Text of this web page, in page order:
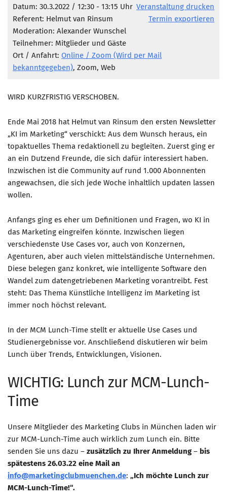
Marketing Pioniere
Arbeitsgruppen
Münchner Marketingpreis
Mentoring
MARKETING PIONIERE
Marketing Pioniere im BVMC
CLUB-KOMMUNIKATION
Clubmagazin
MITGLIEDSCHAFT
Mitglied werden
PODCAST
AKTUELLES
Veranstaltung drucken
Termin exportieren
Datum: 30.3.2022 / 12:30 - 13:15 Uhr
Referent: Helmut van Rinsum
Moderation: Alexander Wunschel
Teilnehmer: Mitglieder und Gäste
Ort / Anfahrt: Online / Zoom (Wird per Mail
bekanntgegeben), Zoom, Web
WIRD KURZFRISTIG VERSCHOBEN.
Ende Mai 2018 hat Helmut van Rinsum den ersten Newsletter
„KI im Marketing“ verschickt: Aus dem Wunsch heraus, ein
topaktuelles Thema redaktionell zu begleiten. Zuerst ging er
an ein Dutzend Freunde, die sich dafür interessiert haben.
Inzwischen ist die Community auf rund 1.000 Abonnenten
angewachsen, die sich jede Woche inhaltlich updaten lassen
wollen.
Anfangs ging es eher um Definitionen und Fragen, wo KI in
das Marketing eingreifen könnte. Inzwischen liegen
verschiedenste Use Cases vor, auch von Konzernen,
Agenturen, aber auch vielen mittelständische Unternehmen.
Diese belegen ganz konkret, wie intelligente Software den
Wandel zum datengetriebenen Marketing vorantreibt. Fest
steht: Das Thema Künstliche Intelligenz im Marketing ist
immer noch höchst relevant.
In der MCM Lunch-Time stellt er aktuelle Use Cases und
Studienergebnisse vor. Anschließend diskutieren wir beim
Lunch über Trends, Entwicklungen, Visionen.
WICHTIG: Lunch zur MCM-Lunch-
Time
Unsere Mitglieder des Marketing Clubs in München laden wir
zur MCM-Lunch-Time auch wirklich zum Lunch ein. Bitte
senden Sie uns dazu – zusätzlich zu Ihrer Anmeldung– bis
spätestens 26.03.22 eine Mail an
info@marketingclubmuenchen.de: „Ich möchte Lunch zur
MCM-Lunch-Time!“.